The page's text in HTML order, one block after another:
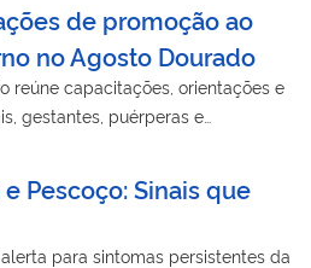
de promoção ao
no Agosto Dourado
reúne capacitações, orientações e
gestantes, puérperas e
Pescoço: Sinais que
para sintomas persistentes da